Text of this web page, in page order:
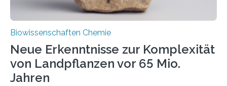
Biowissenschaften Chemie
Neue Erkenntnisse zur Komplexität
von Landpflanzen vor 65 Mio.
Jahren